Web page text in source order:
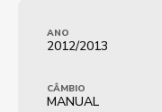
ANO
2012/2013
CÂMBIO
MANUAL